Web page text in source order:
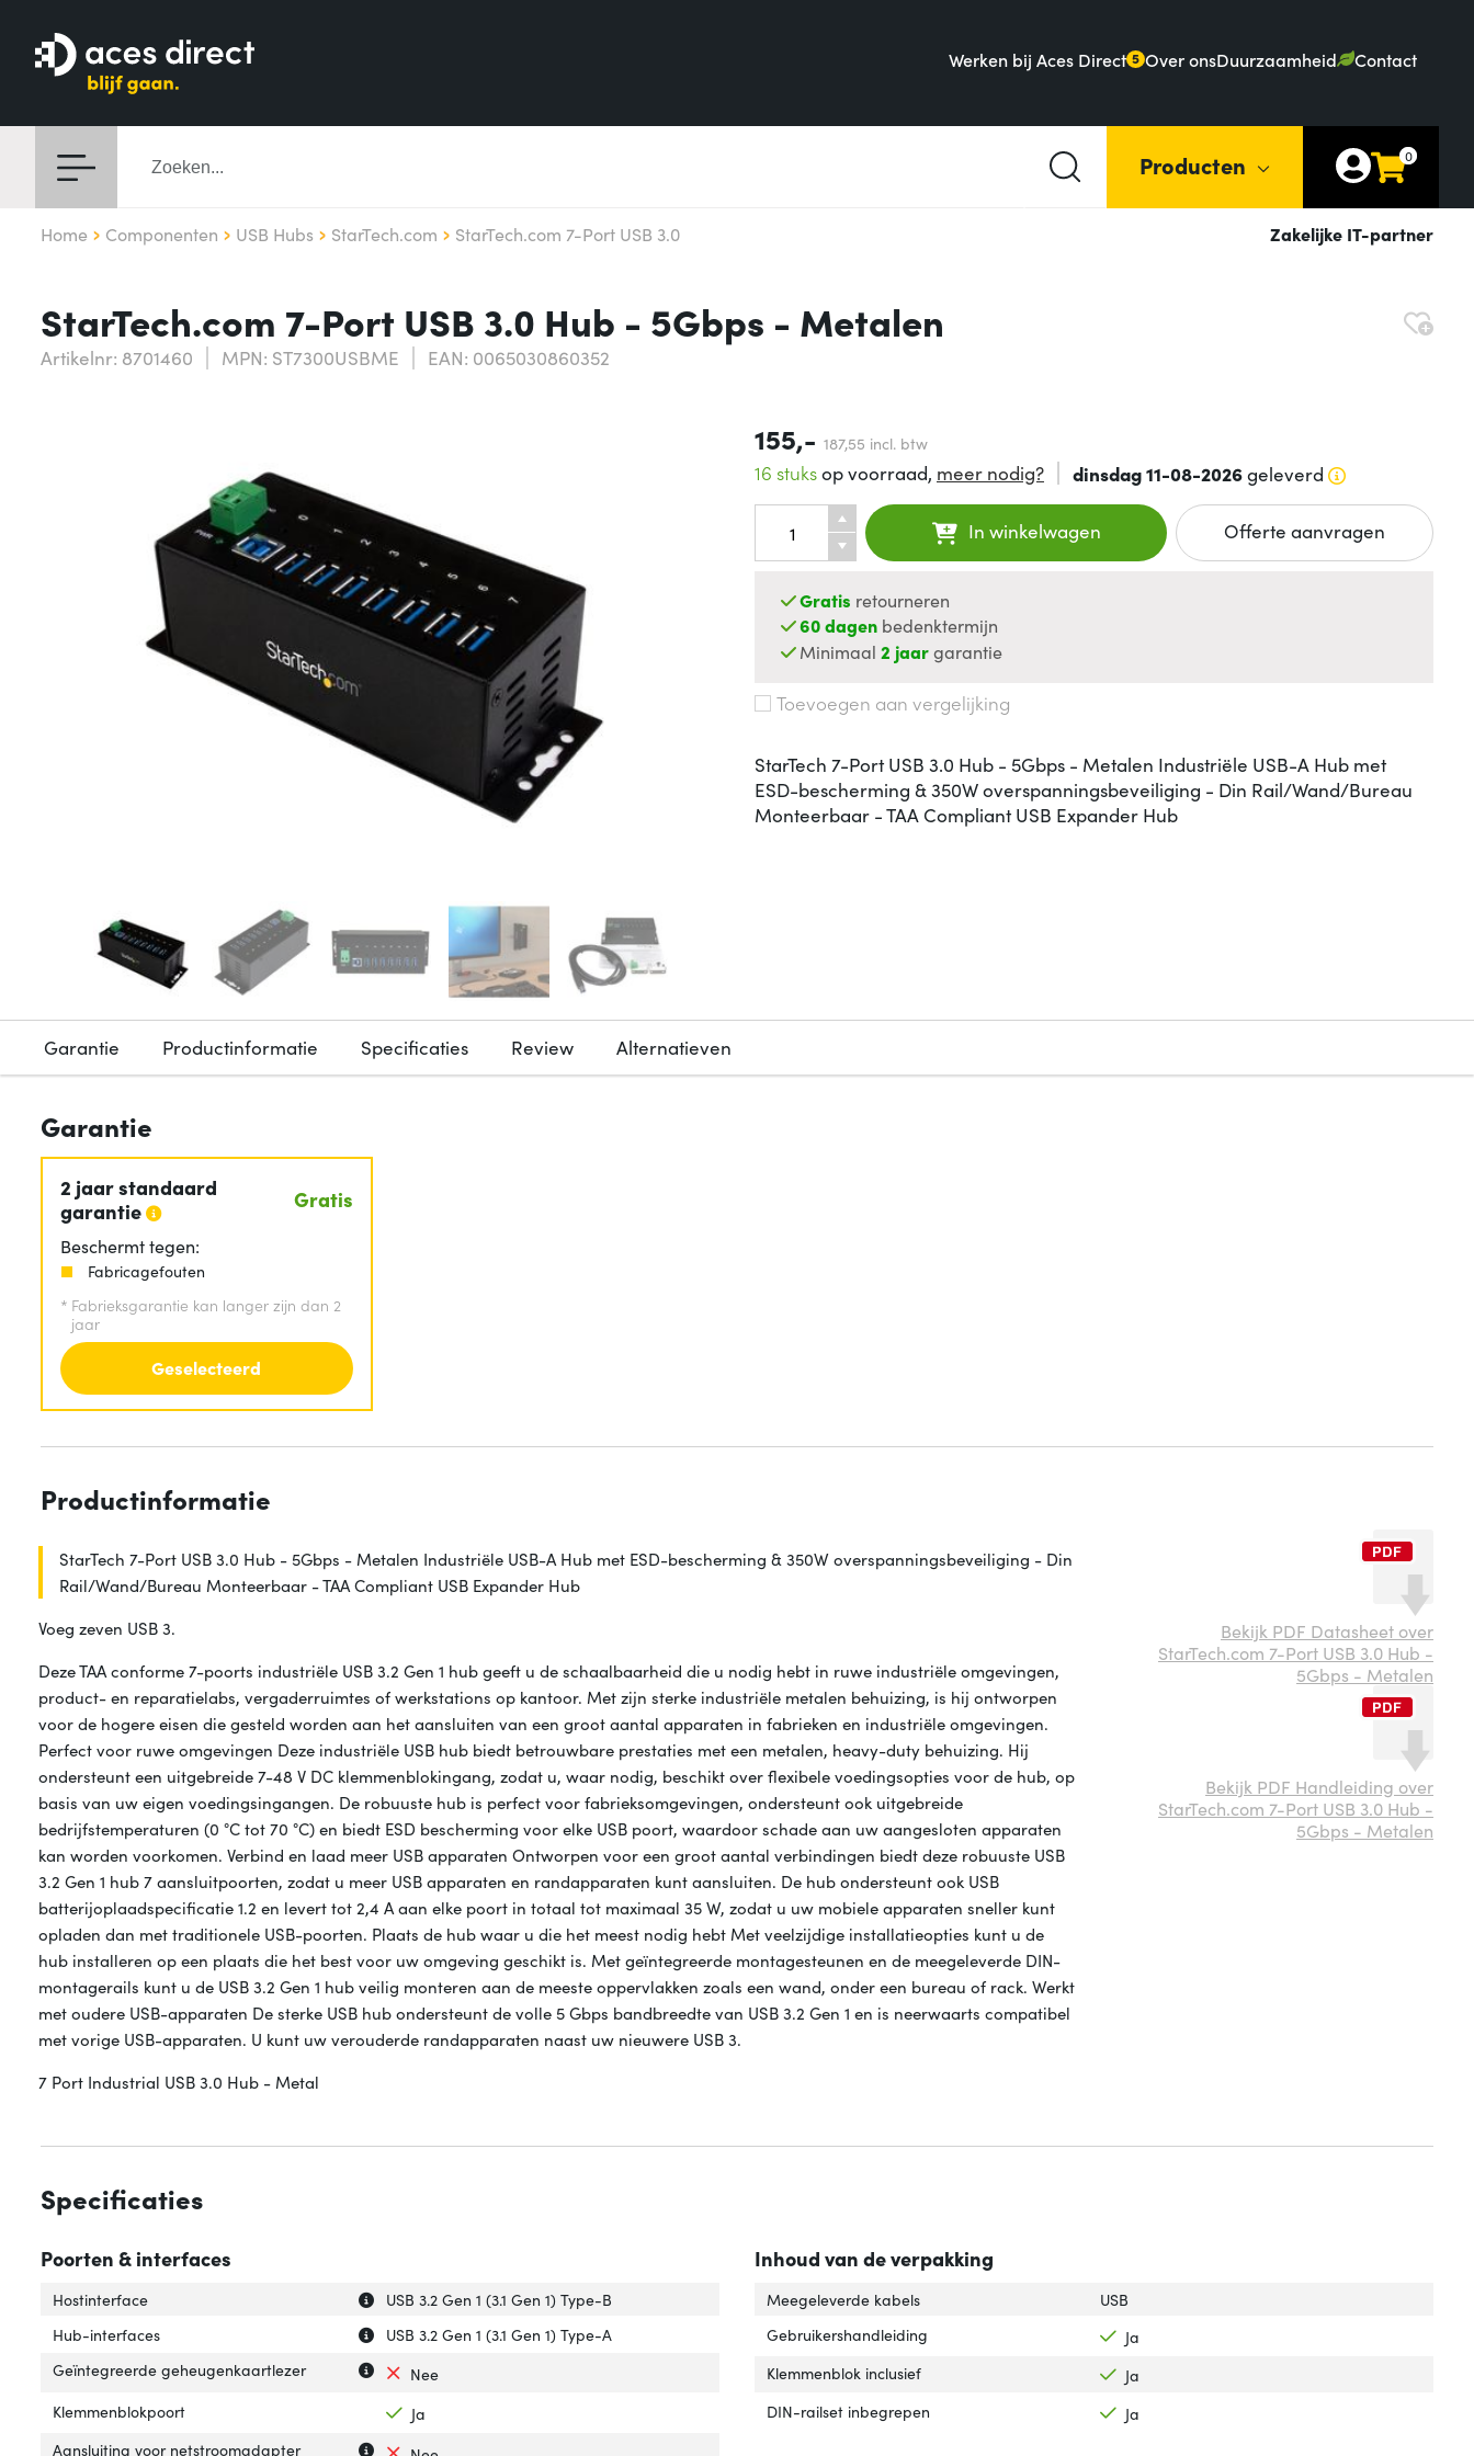
Werken bij Aces Direct 5 Over onsDuurzaamheid Contact
Producten 0
Home Componenten USB Hubs StarTech.com StarTech.com 7-Port USB 3.0 Zakelijke IT-partner
StarTech.com 7-Port USB 3.0 Hub - 5Gbps - Metalen
Artikelnr: 8701460 MPN: ST7300USBME EAN: 0065030860352
155,- 187,55 incl. btw
16 stuksop voorraad, meer nodig? dinsdag 11-08-2026geleverd
In winkelwagen Offerte aanvragen
Gratis retourneren
60 dagen bedenktermijn
Minimaal2 jaargarantie
Toevoegen aan vergelijking
StarTech 7-Port USB 3.0 Hub - 5Gbps - Metalen Industriële USB-A Hub met
ESD-bescherming & 350W overspanningsbeveiliging - Din Rail/Wand/Bureau
Monteerbaar - TAA Compliant USB Expander Hub
Garantie Productinformatie Specificaties Review Alternatieven
Garantie
2 jaar standaard
garantie
Gratis
Beschermt tegen:
Fabricagefouten
* Fabrieksgarantie kan langer zijn dan 2
jaar
Geselecteerd
Productinformatie
StarTech 7-Port USB 3.0 Hub - 5Gbps - Metalen Industriële USB-A Hub met ESD-bescherming & 350W overspanningsbeveiliging - Din
Rail/Wand/Bureau Monteerbaar - TAA Compliant USB Expander Hub
Voeg zeven USB 3.
Deze TAA conforme 7-poorts industriële USB 3.2 Gen 1 hub geeft u de schaalbaarheid die u nodig hebt in ruwe industriële omgevingen,
product- en reparatielabs, vergaderruimtes of werkstations op kantoor. Met zijn sterke industriële metalen behuizing, is hij ontworpen
voor de hogere eisen die gesteld worden aan het aansluiten van een groot aantal apparaten in fabrieken en industriële omgevingen.
Perfect voor ruwe omgevingen Deze industriële USB hub biedt betrouwbare prestaties met een metalen, heavy-duty behuizing. Hij
ondersteunt een uitgebreide 7-48 V DC klemmenblokingang, zodat u, waar nodig, beschikt over flexibele voedingsopties voor de hub, op
basis van uw eigen voedingsingangen. De robuuste hub is perfect voor fabrieksomgevingen, ondersteunt ook uitgebreide
bedrijfstemperaturen (0 °C tot 70 °C) en biedt ESD bescherming voor elke USB poort, waardoor schade aan uw aangesloten apparaten
kan worden voorkomen. Verbind en laad meer USB apparaten Ontworpen voor een groot aantal verbindingen biedt deze robuuste USB
3.2 Gen 1 hub 7 aansluitpoorten, zodat u meer USB apparaten en randapparaten kunt aansluiten. De hub ondersteunt ook USB
batterijoplaadspecificatie 1.2 en levert tot 2,4 A aan elke poort in totaal tot maximaal 35 W, zodat u uw mobiele apparaten sneller kunt
opladen dan met traditionele USB-poorten. Plaats de hub waar u die het meest nodig hebt Met veelzijdige installatieopties kunt u de
hub installeren op een plaats die het best voor uw omgeving geschikt is. Met geïntegreerde montagesteunen en de meegeleverde DIN-
montagerails kunt u de USB 3.2 Gen 1 hub veilig monteren aan de meeste oppervlakken zoals een wand, onder een bureau of rack. Werkt
met oudere USB-apparaten De sterke USB hub ondersteunt de volle 5 Gbps bandbreedte van USB 3.2 Gen 1 en is neerwaarts compatibel
met vorige USB-apparaten. U kunt uw verouderde randapparaten naast uw nieuwere USB 3.
7 Port Industrial USB 3.0 Hub - Metal
Bekijk PDF Datasheet over
StarTech.com 7-Port USB 3.0 Hub -
5Gbps - Metalen
Bekijk PDF Handleiding over
StarTech.com 7-Port USB 3.0 Hub -
5Gbps - Metalen
Specificaties
Poorten & interfaces
Uitleg over 'Hostinterface'
Verberg uitleg over 'Hostinterface'
Hostinterface
USB 3.2 Gen 1 (3.1 Gen 1) Type-B
Uitleg over 'Hub-interfaces'
Verberg uitleg over 'Hub-interfaces'
Hub-interfaces
USB 3.2 Gen 1 (3.1 Gen 1) Type-A
Uitleg over 'Geïntegreerde geheugenkaartlezer'
Verberg uitleg over 'Geïntegreerde geheugenkaartlezer'
Geïntegreerde geheugenkaartlezer
Nee
Klemmenblokpoort
Ja
Uitleg over 'Aansluiting voor netstroomadapter'
Verberg uitleg over 'Aansluiting voor netstroomadapter'
Aansluiting voor netstroomadapter
Inhoud van de verpakking
Meegeleverde kabels
USB
Gebruikershandleiding
Ja
Klemmenblok inclusief
Ja
DIN-railset inbegrepen
Ja